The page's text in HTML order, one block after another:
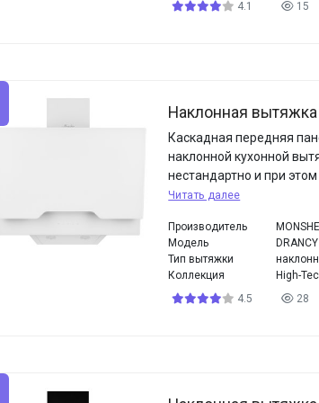
4.1
15
Наклонная вытяжка
Каскадная передняя
наклонной кухонной
нестандартно и при этом
Читать далее
Производитель
Модель
Тип вытяжки
Коллекция
High-
4.5
28